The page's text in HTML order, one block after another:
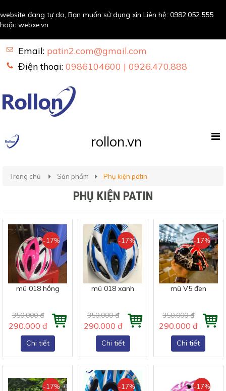
website đang tự do, Bạn muốn sử dụng xin Liên hệ: 0982.052.555
hoặc webxe.vn
Email: patin2.com@gmail.com
Điện thoại: 0986104600 | 0926.470.888
rollon.vn
Trang chủ Sản phẩm Phụ kiện patin
PHỤ KIỆN PATIN
-17%
mũ 018 hồng
350.000 đ
290.000 đ
Chi tiết
-17%
mũ 018 xanh
350.000 đ
290.000 đ
Chi tiết
-17%
mũ V5 đen
350.000 đ
290.000 đ
Chi tiết
-17% -17% -17%